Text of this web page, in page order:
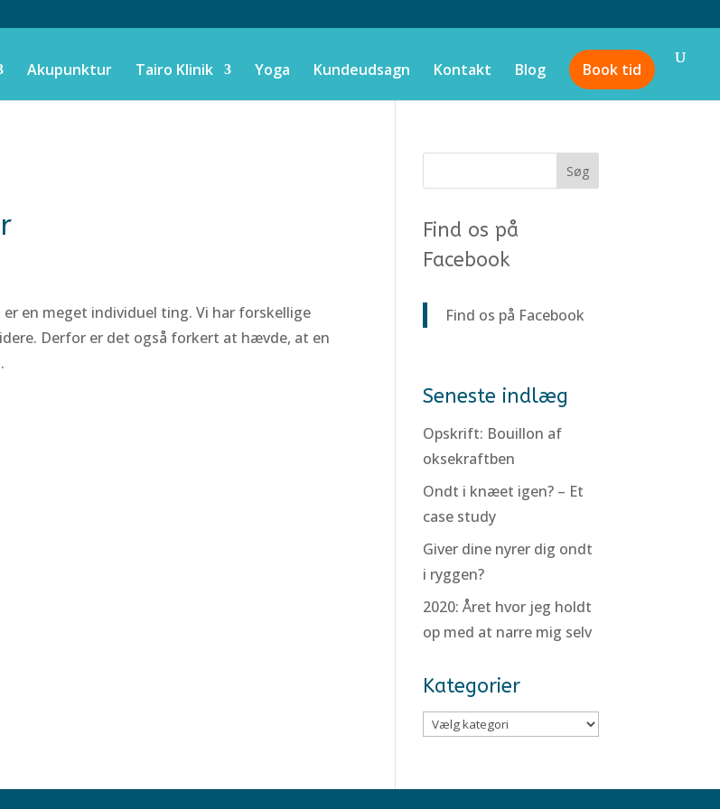
Akupunktur Tairo Klinik Yoga Kundeudsagn Kontakt Blog Book tid
en meget individuel ting. Vi har forskellige
Derfor er det også forkert at hævde, at en
Find os på
Facebook
Find os på Facebook
Seneste indlæg
Opskrift: Bouillon af
oksekraftben
Ondt i knæet igen? – Et
case study
Giver dine nyrer dig ondt
i ryggen?
2020: Året hvor jeg holdt
op med at narre mig selv
Kategorier
Kategorier